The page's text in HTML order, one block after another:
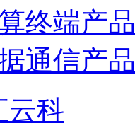
终端产品
通信产品
云科